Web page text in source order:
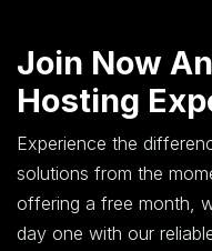
Join Now
Hosting
Experience the
solutions from the
offering a free month,
day one with our